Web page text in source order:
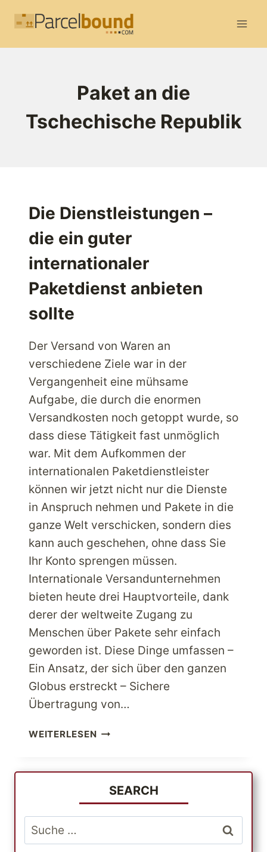
Inhalt
Paket an die
Tschechische Republik
Die Dienstleistungen –
die ein guter
internationaler
Paketdienst anbieten
sollte
Der Versand von Waren an
verschiedene Ziele war in der
Vergangenheit eine mühsame
Aufgabe, die durch die enormen
Versandkosten noch getoppt wurde, so
dass diese Tätigkeit fast unmöglich
war. Mit dem Aufkommen der
internationalen Paketdienstleister
können wir jetzt nicht nur die Dienste
in Anspruch nehmen und Pakete in die
ganze Welt verschicken, sondern dies
kann auch geschehen, ohne dass Sie
Ihr Konto sprengen müssen.
Internationale Versandunternehmen
bieten heute drei Hauptvorteile, dank
derer der weltweite Zugang zu
Menschen über Pakete sehr einfach
geworden ist. Diese Dinge umfassen –
Ein Ansatz, der sich über den ganzen
Globus erstreckt – Sichere
Übertragung von…
WEITERLESENDIE
DIE
EIN
GUTER
INTERNATIONALER
ANBIETEN
SEARCH
Suche
nach: